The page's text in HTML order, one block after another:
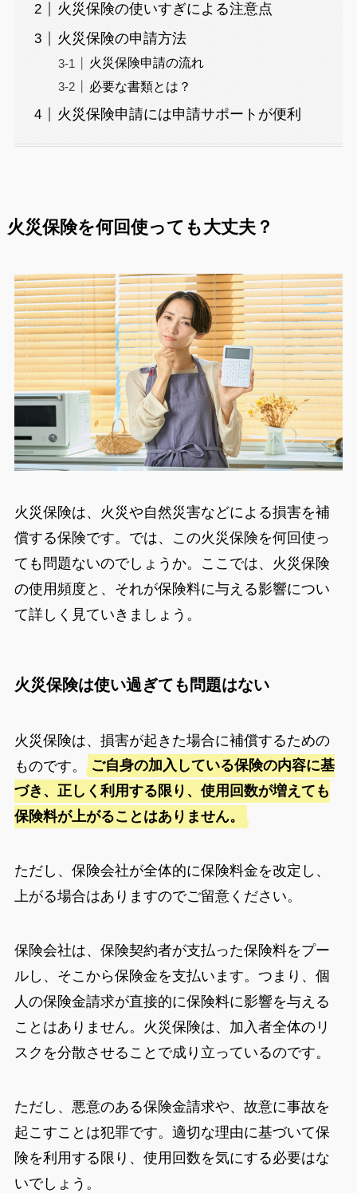
火災保険の使いすぎによる注意点
火災保険の申請方法
火災保険申請の流れ
必要な書類とは？
火災保険申請には申請サポートが便利
火災保険を何回使っても大丈夫？
火災保険は、火災や自然災害などによる損害を補
償する保険です。では、この火災保険を何回使っ
ても問題ないのでしょうか。ここでは、火災保険
の使用頻度と、それが保険料に与える影響につい
て詳しく見ていきましょう。
火災保険は使い過ぎても問題はない
火災保険は、損害が起きた場合に補償するための
ものです。
ご自身の加入している保険の内容に基
づき、正しく利用する限り、使用回数が増えても
保険料が上がることはありません。
ただし、保険会社が全体的に保険料金を改定し、
上がる場合はありますのでご留意ください。
保険会社は、保険契約者が支払った保険料をプー
ルし、そこから保険金を支払います。つまり、個
人の保険金請求が直接的に保険料に影響を与える
ことはありません。火災保険は、加入者全体のリ
スクを分散させることで成り立っているのです。
ただし、悪意のある保険金請求や、故意に事故を
起こすことは犯罪です。適切な理由に基づいて保
険を利用する限り、使用回数を気にする必要はな
いでしょう。